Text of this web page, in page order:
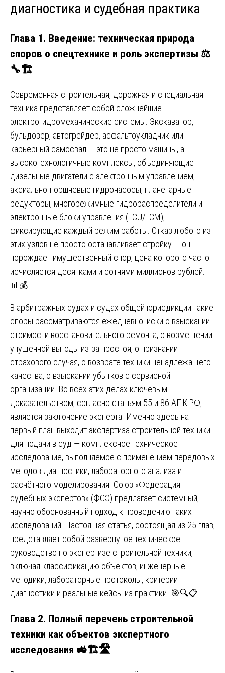
диагностика и судебная практика
Глава 1. Введение: техническая природа
споров о спецтехнике и роль экспертизы ⚖️
🔧🏗️
Современная строительная, дорожная и специальная
техника представляет собой сложнейшие
электрогидромеханические системы. Экскаватор,
бульдозер, автогрейдер, асфальтоукладчик или
карьерный самосвал — это не просто машины, а
высокотехнологичные комплексы, объединяющие
дизельные двигатели с электронным управлением,
аксиально-поршневые гидронасосы, планетарные
редукторы, многорежимные гидрораспределители и
электронные блоки управления (ECU/ECM),
фиксирующие каждый режим работы. Отказ любого из
этих узлов не просто останавливает стройку — он
порождает имущественный спор, цена которого часто
исчисляется десятками и сотнями миллионов рублей.
📊💰
В арбитражных судах и судах общей юрисдикции такие
споры рассматриваются ежедневно: иски о взыскании
стоимости восстановительного ремонта, о возмещении
упущенной выгоды из-за простоя, о признании
страхового случая, о возврате техники ненадлежащего
качества, о взыскании убытков с сервисной
организации. Во всех этих делах ключевым
доказательством, согласно статьям 55 и 86 АПК РФ,
является заключение эксперта. Именно здесь на
первый план выходит экспертиза строительной техники
для подачи в суд — комплексное техническое
исследование, выполняемое с применением передовых
методов диагностики, лабораторного анализа и
расчётного моделирования. Союз «Федерация
судебных экспертов» (ФСЭ) предлагает системный,
научно обоснованный подход к проведению таких
исследований. Настоящая статья, состоящая из 25 глав,
представляет собой развёрнутое техническое
руководство по экспертизе строительной техники,
включая классификацию объектов, инженерные
методики, лабораторные протоколы, критерии
диагностики и реальные кейсы из практики. 🎯🔍📋
Глава 2. Полный перечень строительной
техники как объектов экспертного
исследования 🚜🏗️🛣️